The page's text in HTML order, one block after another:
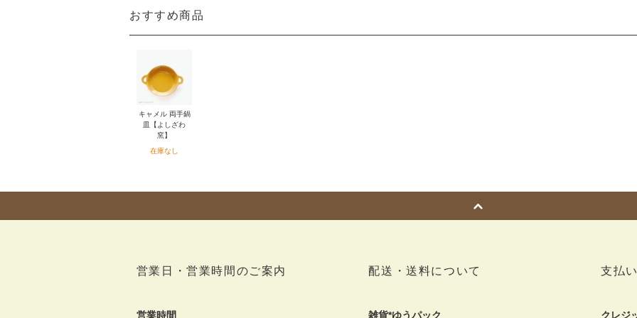
おすすめ商品
キャメル 両手鍋
皿【よしざわ
窯】
在庫なし
営業日・営業時間のご案内
営業時間
配送・送料について
雑貨*ゆうパック
支払
クレジ